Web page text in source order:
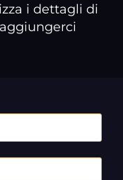
i dettagli di